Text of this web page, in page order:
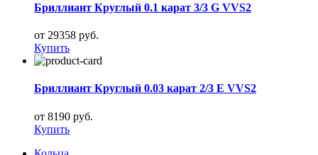
Бриллиант Круглый 0.1 карат 3/3 G VVS2
от 29358 руб.
Купить
Бриллиант Круглый 0.03 карат 2/3 E VVS2
от 8190 руб.
Купить